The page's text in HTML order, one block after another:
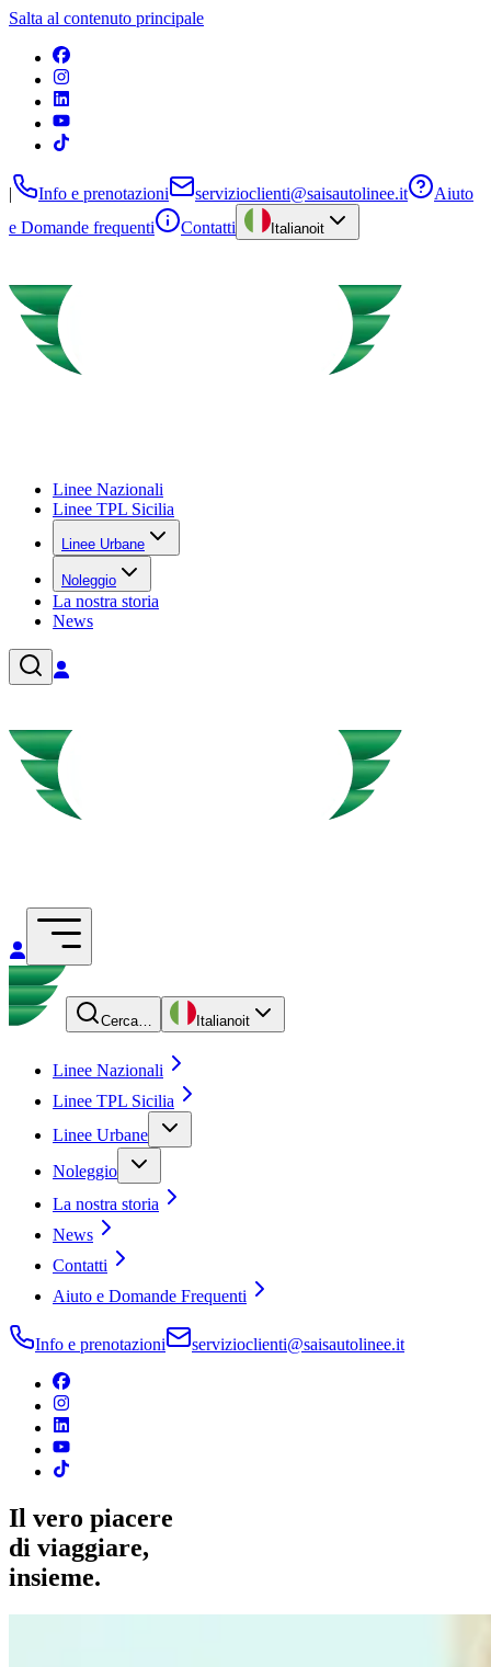
Salta al contenuto principale
| Info e prenotazioni servizioclienti@saisautolinee.it
Aiuto
e Domande frequenti
Contatti Italianoit
Linee Nazionali
Linee TPL Sicilia
Linee Urbane
Noleggio
La nostra storia
News
Cerca… Italianoit
Linee Nazionali
Linee TPL Sicilia
Linee Urbane
Noleggio
La nostra storia
News
Contatti
Aiuto e Domande Frequenti
Info e prenotazioni servizioclienti@saisautolinee.it
Il vero piacere
di viaggiare,
insieme.